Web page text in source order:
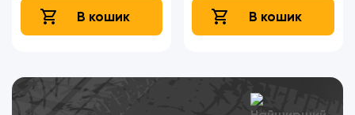
В кошик В кошик
Переглянути